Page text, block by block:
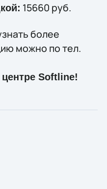
15660 руб.
более
можно по тел.
Softline!